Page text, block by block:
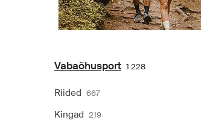
Vabaõhusport 1 228
Riided 667
Kingad 219